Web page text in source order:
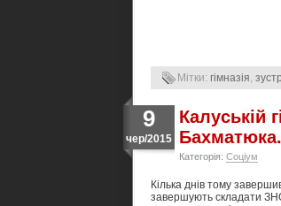
Мітки: гімназія,
9
чер/2015
Калуській
Категорія: Соціум
Кілька днів тому
завершують складати